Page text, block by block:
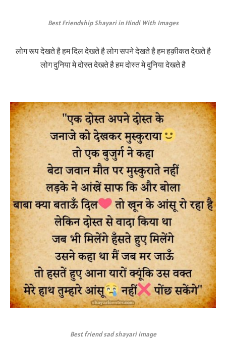
Best Friendship Shayari in Hindi With Images
लोग रूप देखते है हम दिल देखते है लोग सपने देखते है हम हक़ीकत देखते है
लोग दुनिया मे दोस्त देखते है हम दोस्त मे दुनिया देखते है
Best friend sad shayari image